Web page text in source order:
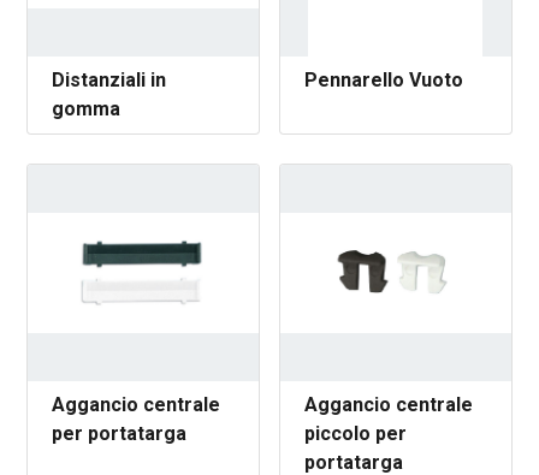
Distanziali in
gomma
Pennarello Vuoto
Aggancio centrale
per portatarga
Aggancio centrale
piccolo per
portatarga